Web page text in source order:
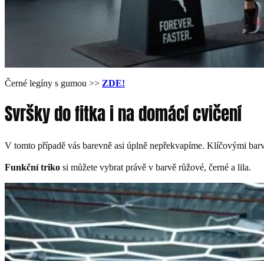
Černé legíny s gumou >> ZDE!
Svršky do fitka i na domácí cvičení
V tomto případě vás barevně asi úplně nepřekvapíme. Klíčovými
Funkční triko si můžete vybrat právě v barvě růžové, černé a lila.